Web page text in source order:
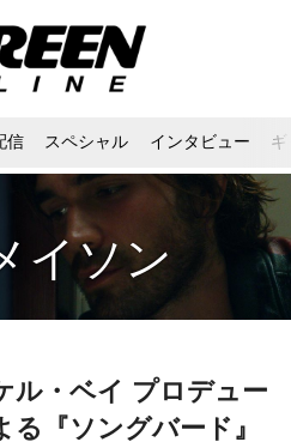
信 スペシャル インタビュー
イソン
ル・ベイ プロデュー
る『ソングバード』